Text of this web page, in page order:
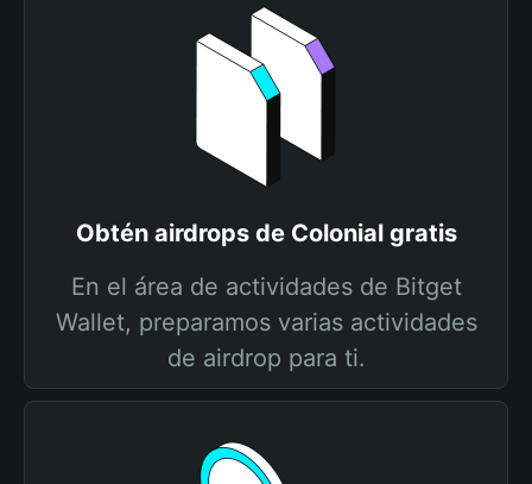
Obtén airdrops de Colonial gratis
En el área de actividades de Bitget
Wallet, preparamos varias actividades
de airdrop para ti.